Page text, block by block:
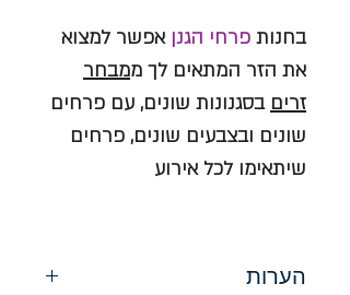
בחנות פרחי הגנן אפשר למצוא
את הזר המתאים לך ממבחר
זרים בסגנונות שונים, עם פרחים
שונים ובצבעים שונים, פרחים
שיתאימו לכל אירוע
הערות